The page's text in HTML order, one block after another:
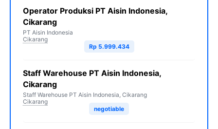
Operator Produksi PT Aisin Indonesia,
Cikarang
PT Aisin Indonesia
Cikarang
Rp 5.999.434
Staff Warehouse PT Aisin Indonesia,
Cikarang
Staff Warehouse PT Aisin Indonesia, Cikarang
Cikarang
negotiable